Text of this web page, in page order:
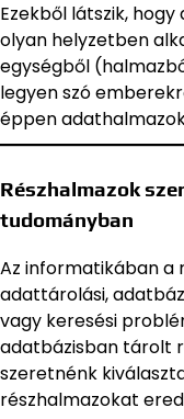
Ezekből látszik,
olyan helyzetben
egységből
legyen szó
éppen
Részhalmazok
tudományban
Az informatikában a
adattárolási,
vagy keresési
adatbázisban tárolt
szeretnénk
részhalmazokat